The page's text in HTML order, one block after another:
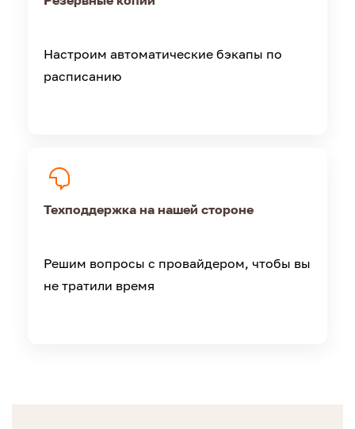
Настроим автоматические бэкапы по
расписанию
Техподдержка на нашей стороне
Решим вопросы с провайдером, чтобы вы
не тратили время